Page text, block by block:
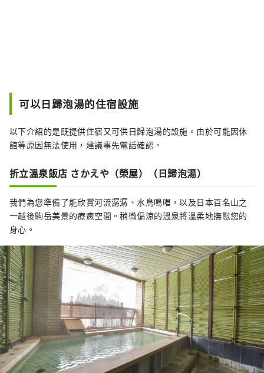
可以日歸泡湯的住宿設施
以下介紹的是既提供住宿又可供日歸泡湯的設施。由於可能因休
館等原因無法使用，建議事先電話確認。
折立溫泉飯店 さかえや（榮屋）（日歸泡湯）
我們為您準備了能欣賞河流潺潺、水鳥鳴唱，以及日本百名山之
一越後駒岳美景的療癒空間。稍微偏涼的溫泉將溫柔地撫慰您的
身心。